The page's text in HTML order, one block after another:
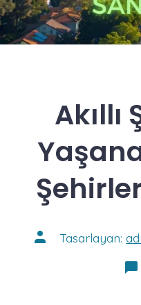
Yazının
yazarı
Tasarlayan: